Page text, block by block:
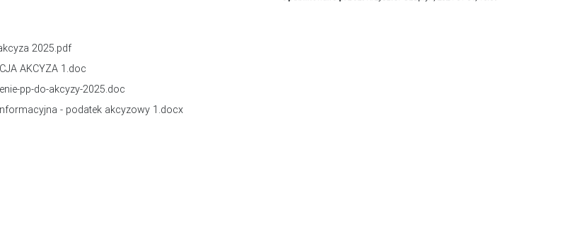
2025.pdf
AKCYZA 1.doc
pp-do-akcyzy-2025.doc
- podatek akcyzowy 1.docx